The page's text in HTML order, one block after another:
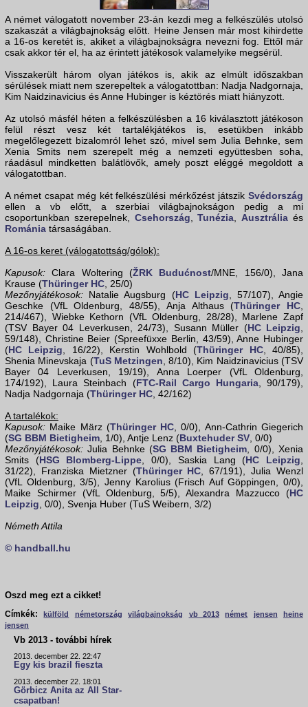
A német válogatott november 23-án kezdi meg a felkészülés utolsó
szakaszát a világbajnokság előtt. Heine Jensen már most kihirdette
a 16-os keretét is, akiket a világbajnokságra nevezni fog. Ettől már
csak akkor tér el, ha az érintett játékosok valamelyike megsérül.
Visszakerült három olyan játékos is, akik az elmúlt időszakban
sérülések miatt nem szerepeltek a válogatottban: Nadja Nadgornaja,
Kim Naidzinavicius és Anne Hubinger is kéztörés miatt hiányzott.
Az utolsó másfél héten a felkészülésben a 16 kiválasztott játékoson
felül részt vesz két tartalékjátékos is, esetükben inkább
megelőlegezett bizalomról lehet szó, mivel sem Julia Behnke, sem
Xenia Smits nem szerepelt még a nemzeti együttesben soha,
ráadásul mindketten balátlövők, amely poszt eléggé megoldott a
válogatottban.
A német csapat még két felkészülési mérkőzést játszik Svédország
ellen a vb előtt, a szerbiai világbajnokságon pedig a mi
csoportunkban szerepelnek, Csehország,Tunézia,Ausztrália és
Románia társaságában.
A 16-os keret (válogatottság/gólok):
Kapusok: Clara Woltering (ŽRK Budućnost/MNE, 156/0), Jana
Krause (Thüringer HC, 25/0)
Mezőnyjátékosok: Natalie Augsburg (HC Leipzig, 57/107), Angie
Geschke (VfL Oldenburg, 48/55), Anja Althaus (Thüringer HC,
214/467), Wiebke Kethorn (VfL Oldenburg, 28/28), Marlene Zapf
(TSV Bayer 04 Leverkusen, 24/73), Susann Müller (HC Leipzig,
59/148), Christine Beier (Spreefüxxe Berlin, 43/59), Anne Hubinger
(HC Leipzig, 16/22), Kerstin Wohlbold (Thüringer HC, 40/85),
Shenia Minevskaja (TuS Metzingen, 8/10), Kim Naidzinavicius (TSV
Bayer 04 Leverkusen, 19/19), Anna Loerper (VfL Oldenburg,
174/192), Laura Steinbach (FTC-Rail Cargo Hungaria, 90/179),
Nadja Nadgornaja (Thüringer HC, 42/162)
A tartalékok:
Kapusok: Maike März (Thüringer HC, 0/0), Ann-Cathrin Giegerich
(SG BBM Bietigheim, 1/0), Antje Lenz (Buxtehuder SV, 0/0)
Mezőnyjátékosok: Julia Behnke (SG BBM Bietigheim, 0/0), Xenia
Smits (HSG Blomberg-Lippe, 0/0), Saskia Lang (HC Leipzig,
31/22), Franziska Mietzner (Thüringer HC, 67/191), Julia Wenzl
(VfL Oldenburg, 3/5), Jenny Karolius (Frisch Auf Göppingen, 0/0),
Maike Schirmer (VfL Oldenburg, 5/5), Alexandra Mazzucco (HC
Leipzig, 0/0), Svenja Huber (TuS Weibern, 3/2)
Németh Attila
© handball.hu
Oszd meg ezt a cikket!
Címkék:
külföld németország világbajnokság vb 2013 német jensen
heine
jensen
Vb 2013 - további hírek
2013. december 22. 22:47
Egy kis brazil fieszta
2013. december 22. 18:01
Görbicz Anita az All Star-
csapatban!